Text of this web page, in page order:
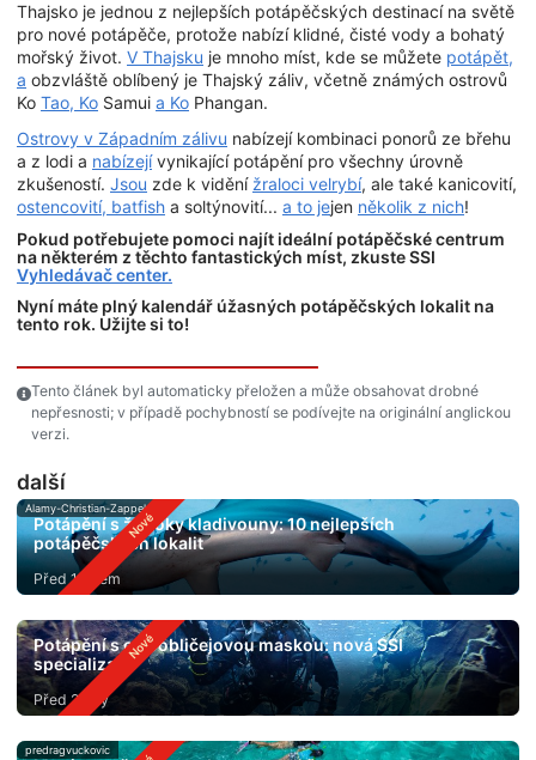
Thajsko je jednou z nejlepších potápěčských destinací na světě
pro nové potápěče, protože nabízí klidné, čisté vody a bohatý
mořský život. V Thajsku je mnoho míst, kde se můžete potápět,
a obzvláště oblíbený je Thajský záliv, včetně známých ostrovů
Ko Tao, Ko Samui a Ko Phangan.
Ostrovy v Západním zálivu nabízejí kombinaci ponorů ze břehu
a z lodi a nabízejívynikající potápění pro všechny úrovně
zkušeností. Jsou zde k vidění žraloci velrybí, ale také kanicovití,
ostencovití, batfish a soltýnovití... a to jejen několik z nich!
Pokud potřebujete pomoci najít ideální potápěčské centrum
na některém z těchto fantastických míst, zkuste SSI
Vyhledávač center.
Nyní máte plný kalendář úžasných potápěčských lokalit na
tento rok. Užijte si to!
Tento článek byl automaticky přeložen a může obsahovat drobné
nepřesnosti; v případě pochybností se podívejte na originální anglickou
verzi.
další
Alamy-Christian-Zappel
Potápění s žraloky kladivouny: 10 nejlepších
potápěčských lokalit
Před 1 dnem
Potápění s celoobličejovou maskou: nová SSI
specializace
Před 2 dny
predragvuckovic